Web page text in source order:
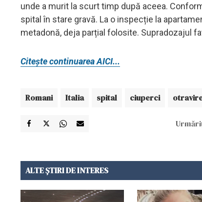
unde a murit la scurt timp după aceea.
spital în stare gravă. La o inspecție la
metadonă, deja parțial folosite. Supradozajul
Citește continuarea AICI...
Romani Italia spital ciuperci
ALTE ȘTIRI DE INTERES